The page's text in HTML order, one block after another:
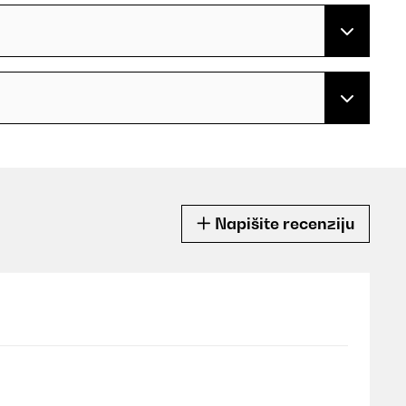
Napišite recenziju